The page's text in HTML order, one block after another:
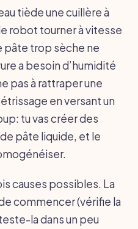
tiède une cuillère à
robot tourner à vitesse
pâte trop sèche ne
a besoin d’humidité
pas à rattraper une
en versant un
tu vas créer des
pâte liquide, et le
causes possibles. La
commencer (vérifie la
la dans un peu